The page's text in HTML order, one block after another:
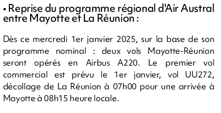
• Reprise du programme régional d'Air Austral
entre Mayotte et La Réunion :
Dès ce mercredi 1er janvier 2025, sur la base de son
programme nominal : deux vols Mayotte-Réunion
seront opérés en Airbus A220. Le premier vol
commercial est prévu le 1er janvier, vol UU272,
décollage de La Réunion à 07h00 pour une arrivée à
Mayotte à 08h15 heure locale.